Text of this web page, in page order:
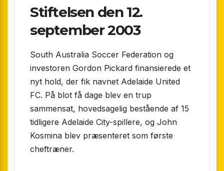
Stiftelsen den 12.
september 2003
South Australia Soccer Federation og
investoren Gordon Pickard finansierede et
nyt hold, der fik navnet Adelaide United
FC. På blot få dage blev en trup
sammensat, hovedsagelig bestående af 15
tidligere Adelaide City-spillere, og John
Kosmina blev præsenteret som første
cheftræner.